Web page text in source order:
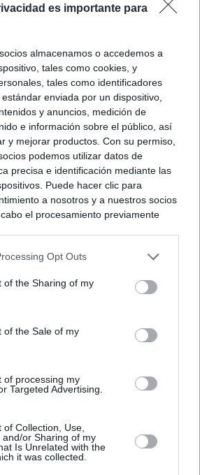
es importante para
almacenamos o accedemos a
tales como cookies, y
tales como identificadores
enviada por un dispositivo,
y anuncios, medición de
e información sobre el público, así
y mejorar productos. Con su permiso,
podemos utilizar datos de
precisa e identificación mediante las
Puede hacer clic para
a nosotros y a nuestros socios
el procesamiento previamente
Tenga en cuenta que algún
pero usted tiene el derecho de
Sus preferencias se aplicarán
de nuevo en este sitio web o
de privacidad.
Opt Outs
of the Sharing of my
of the Sale of my
of processing my
Targeted Advertising.
Collection, Use,
and/or Sharing of my
Is Unrelated with the
it was collected.